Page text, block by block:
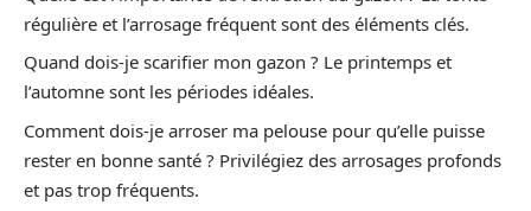
régulière et l’arrosage fréquent sont des éléments clés.
Quand dois-je scarifier mon gazon ? Le printemps et
l’automne sont les périodes idéales.
Comment dois-je arroser ma pelouse pour qu’elle puisse
rester en bonne santé ? Privilégiez des arrosages profonds
et pas trop fréquents.